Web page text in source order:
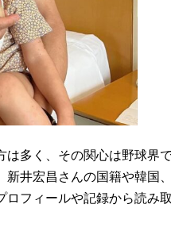
多く、その関心は野球界
井宏昌さんの国籍や韓国
フィールや記録から読み